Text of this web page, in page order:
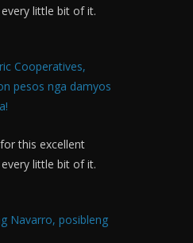
little bit of it.
Cooperatives,
pesos nga damyos
this excellent
little bit of it.
Navarro, posibleng